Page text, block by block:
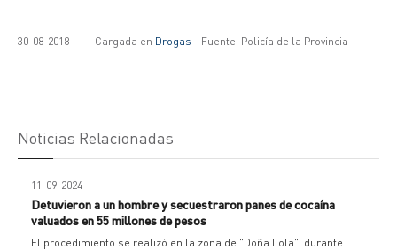
30-08-2018 | Cargada en Drogas - Fuente: Policía de la Provincia
Noticias Relacionadas
11-09-2024
Detuvieron a un hombre y secuestraron panes de cocaína
valuados en 55 millones de pesos
El procedimiento se realizó en la zona de "Doña Lola", durante